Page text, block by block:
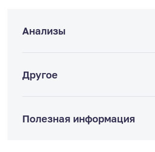
Анализы
Другое
Полезная информация